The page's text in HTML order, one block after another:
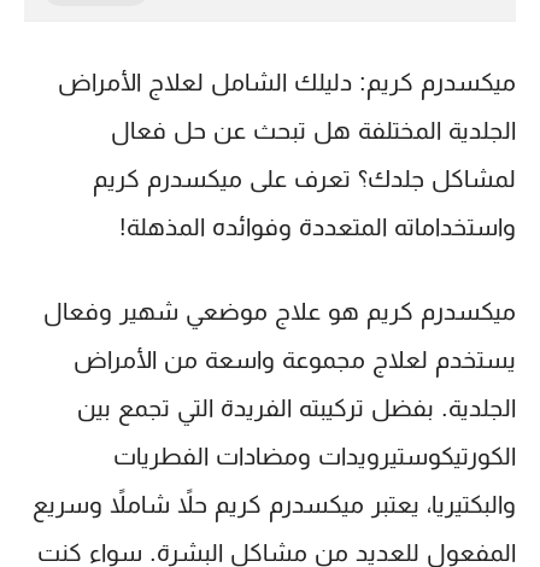
ميكسدرم كريم: دليلك الشامل لعلاج الأمراض
الجلدية المختلفة هل تبحث عن حل فعال
لمشاكل جلدك؟ تعرف على ميكسدرم كريم
واستخداماته المتعددة وفوائده المذهلة!
ميكسدرم كريم هو علاج موضعي شهير وفعال
يستخدم لعلاج مجموعة واسعة من الأمراض
الجلدية. بفضل تركيبته الفريدة التي تجمع بين
الكورتيكوستيرويدات ومضادات الفطريات
والبكتيريا، يعتبر ميكسدرم كريم حلاً شاملاً وسريع
المفعول للعديد من مشاكل البشرة. سواء كنت